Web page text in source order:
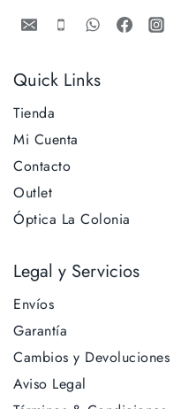
Quick Links
Tienda
Mi Cuenta
Contacto
Outlet
Óptica La Colonia
Legal y Servicios
Envíos
Garantía
Cambios y Devoluciones
Aviso Legal